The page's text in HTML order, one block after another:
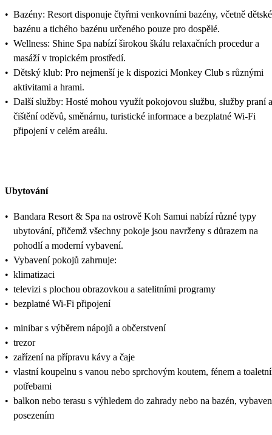
• Bazény: Resort disponuje čtyřmi venkovními bazény, včetně
bazénu a tichého bazénu určeného pouze pro dospělé.
• Wellness: Shine Spa nabízí širokou škálu relaxačních procedur a
masáží v tropickém prostředí.
• Dětský klub: Pro nejmenší je k dispozici Monkey Club s různými
aktivitami a hrami. ​
• Další služby: Hosté mohou využít pokojovou službu, služby praní a
čištění oděvů, směnárnu, turistické informace a bezplatné Wi-Fi
připojení v celém areálu.
Ubytování
• Bandara Resort & Spa na ostrově Koh Samui nabízí různé typy
ubytování, přičemž všechny pokoje jsou navrženy s důrazem na
pohodlí a moderní vybavení.
• Vybavení pokojů zahrnuje:
• klimatizaci
• televizi s plochou obrazovkou a satelitními programy
• bezplatné Wi-Fi připojení
• minibar s výběrem nápojů a občerstvení
• trezor
• zařízení na přípravu kávy a čaje
• vlastní koupelnu s vanou nebo sprchovým koutem, fénem a
potřebami
• balkon nebo terasu s výhledem do zahrady nebo na bazén,
posezením